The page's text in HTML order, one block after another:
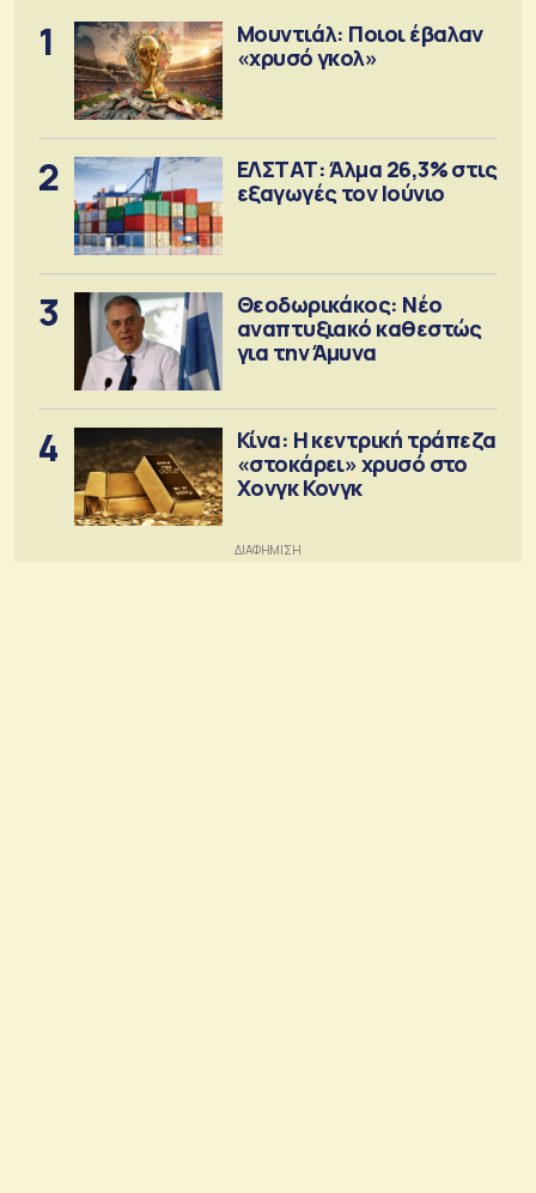
1
Μουντιάλ: Ποιοι έβαλαν
«χρυσό γκολ»
2
ΕΛΣΤΑΤ: Άλμα 26,3% στις
εξαγωγές τον Ιούνιο
3
Θεοδωρικάκος: Νέο
αναπτυξιακό καθεστώς
για την Άμυνα
4
Κίνα: Η κεντρική τράπεζα
«στοκάρει» χρυσό στο
Χονγκ Κονγκ